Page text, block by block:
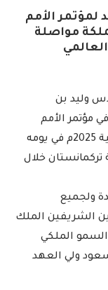
لمؤتمر الأمم
مواصلة
وليد بن
مؤتمر الأمم
المتحدة الثالث للدول النامية غير الساحلية 2025م في يومه
تركمانستان خلال
ولجميع
الشريفين الملك
الملكي
ولي العهد